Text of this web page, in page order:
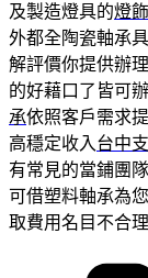
及製造燈具的燈
外都全陶瓷軸承
解評價你提供辦
的好藉口了皆可
承依照客戶需求
高穩定收入 台中
有常見的當鋪團
可借塑料軸承為
取費用名目不合